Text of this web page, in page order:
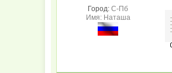
Город: С-Пб
Имя: Наташа